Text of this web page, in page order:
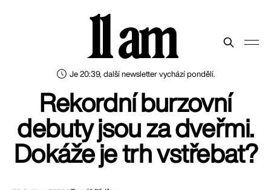
Je 20:39, další newsletter vychází pondělí.
11 am
Rekordní burzovní
debuty jsou za dveřmi.
Dokáže je trh vstřebat?